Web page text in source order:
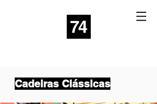
Cadeiras Clássicas